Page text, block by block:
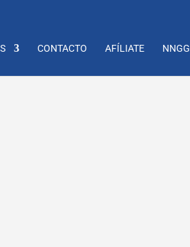
CONTACTO AFÍLIATE NNGG